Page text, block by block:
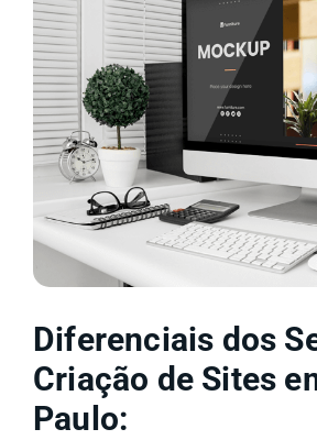
Diferenciais dos
Criação de Sites
Paulo: